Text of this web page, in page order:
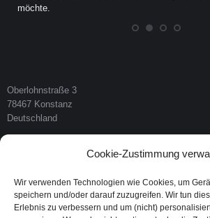
Cookie-Zustimmung
Wir verwenden Technologien wie Cookies, um
speichern und/oder darauf zuzugreifen. Wir tun
Erlebnis zu verbessern und um (nicht)
möchte.
Oberlohnstraße 3
78467 Konstanz
Deutschland
+49 178 137 21 74
Finden Sie uns auf: